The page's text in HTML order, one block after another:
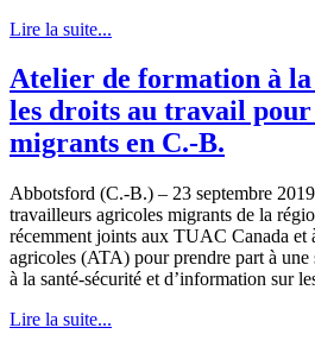
Lire la suite...
Atelier de formation à la
les droits au travail
migrants en C.-B.
Abbotsford (C.-B.) – 23 septembre
travailleurs agricoles migrants de la
récemment joints aux TUAC Canada et
agricoles (ATA) pour prendre part à une
à la santé-sécurité et d’information sur
Lire la suite...